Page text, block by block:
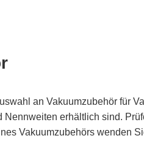
an Vakuumzubehör für
erhältlich sind.
Vakuumzubehörs wenden